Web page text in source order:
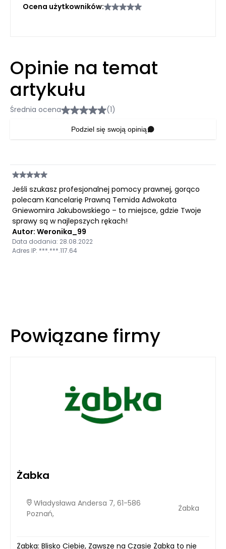
Ocena użytkowników:
Opinie na temat
artykułu
Średnia ocena (1)
Podziel się swoją opinią
Jeśli szukasz profesjonalnej pomocy prawnej, gorąco
polecam Kancelarię Prawną Temida Adwokata
Gniewomira Jakubowskiego – to miejsce, gdzie Twoje
sprawy są w najlepszych rękach!
Autor: Weronika_99
Data dodania: 28.08.2022
Adres IP: ***.***.117.64
Powiązane firmy
Żabka
Władysława Andersa 7, 61-586
Poznań,
Żabka
Żabka: Blisko Ciebie, Zawsze na Czasie Żabka to nie